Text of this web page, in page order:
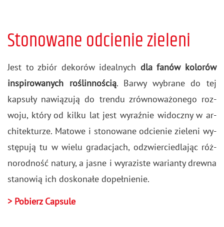
Stonowane odcienie zieleni
Jest to zbiór de­ko­rów ide­al­nych dla fanów ko­lo­rów
in­spi­ro­wa­nych ro­ślin­no­ścią. Barwy wy­bra­ne do tej
kap­su­ły na­wią­zu­ją do tren­du zrów­no­wa­żo­ne­go roz­
wo­ju, który od kilku lat jest wy­raź­nie wi­docz­ny w ar­
chi­tek­tu­rze. Ma­to­we i sto­no­wa­ne od­cie­nie zie­le­ni wy­
stę­pu­ją tu w wielu gra­da­cjach, od­zwier­cie­dla­jąc róż­
no­rod­ność na­tu­ry, a jasne i wy­ra­zi­ste wa­rian­ty drew­na
sta­no­wią ich do­sko­na­łe do­peł­nie­nie.
> Po­bierz Cap­su­le